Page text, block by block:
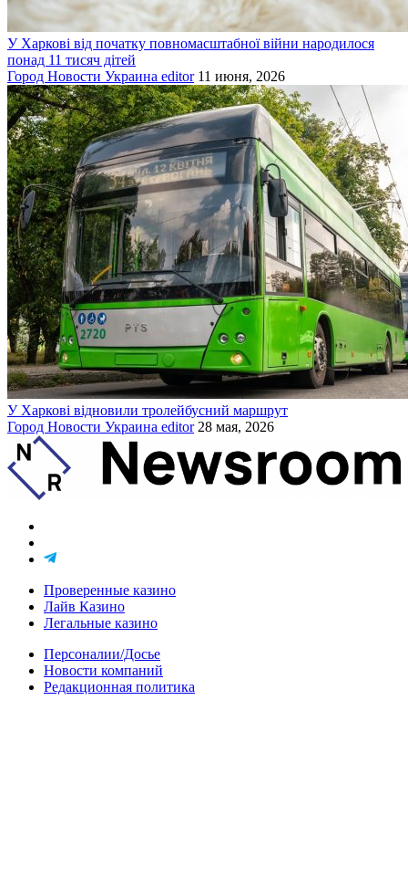
У Харкові від початку повномасштабної війни народилося
понад 11 тисяч дітей
Город Новости Украина editor 11 июня, 2026
У Харкові відновили тролейбусний маршрут
Город Новости Украина editor 28 мая, 2026
Проверенные казино
Лайв Казино
Легальные казино
Персоналии/Досье
Новости компаний
Редакционная политика